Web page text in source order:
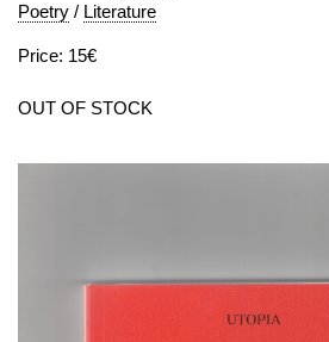
Poetry / Literature
Price: 15€
OUT OF STOCK